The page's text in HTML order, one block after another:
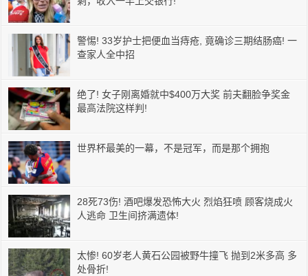
警惕! 33岁护士把便血当痔疮, 竟确诊三期结肠癌! 一
查家人全中招
绝了! 女子刚离婚就中$400万大奖 前夫翻脸争奖金
最高法院这样判!
世界杯最美的一幕，不是冠军，而是那个拥抱
28死73伤! 酒吧爆发恐怖大火 烈焰狂喷 顾客烧成火
人逃命 卫生间挤满遗体!
太惨! 60岁老人黄石公园被野牛撞飞 抛到2米多高 多
处骨折!